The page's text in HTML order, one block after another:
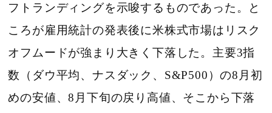
フトランディングを示唆するものであった。
と
ころが雇用統計の発表後に米株式市場はリスク
オフムードが強まり大きく下落した。 主要3指
数（ダウ平均、ナスダック、S&P500）の8月初
めの安値、8月下旬の戻り高値、そこから下落